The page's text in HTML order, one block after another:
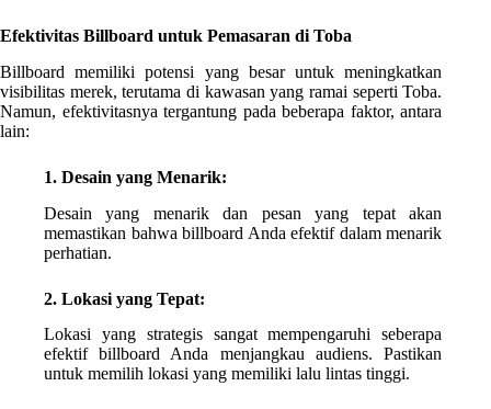
Efektivitas Billboard untuk Pemasaran di Toba
Billboard memiliki potensi yang besar untuk meningkatkan
visibilitas merek, terutama di kawasan yang ramai seperti Toba.
Namun, efektivitasnya tergantung pada beberapa faktor, antara
lain:
1. Desain yang Menarik:
Desain yang menarik dan pesan yang tepat akan
memastikan bahwa billboard Anda efektif dalam menarik
perhatian.
2. Lokasi yang Tepat:
Lokasi yang strategis sangat mempengaruhi seberapa
efektif billboard Anda menjangkau audiens. Pastikan
untuk memilih lokasi yang memiliki lalu lintas tinggi.